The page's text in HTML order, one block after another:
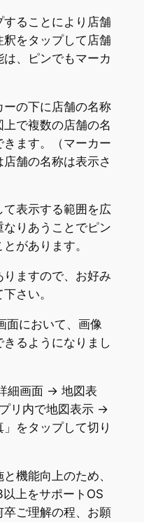
することにより店舗
をタップして店舗
、ピンでもマーカ
の下に店舗の名称
で複数の店舗の名
ます。（マーカー
舗の名称は表示さ
表示する範囲を広
りあうことでピン
があります。
ますので、お好み
さい。
面において、画像
るようになりまし
細画面 → 地図表
リ内で地図表示 →
をタップして切り
機能向上のため、
上をサポートOS
卒ご理解の程、お願